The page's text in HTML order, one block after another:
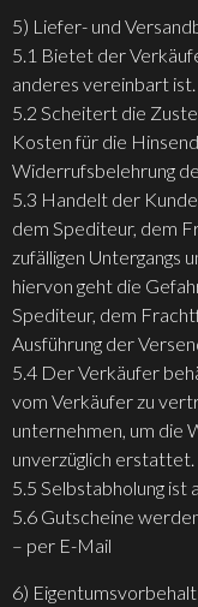
5) Liefer- und
5.1 Bietet der
anderes vereinbart
5.2 Scheitert die
Kosten für die
Widerrufsbelehrung
5.3 Handelt der
dem Spediteur, dem
zufälligen Untergangs
hiervon geht die
Spediteur, dem
Ausführung der
5.4 Der Verkäufer
vom Verkäufer zu
unternehmen, um die
unverzüglich erstattet.
5.5 Selbstabholung ist
5.6 Gutscheine
– per E-Mail
6) Eigentumsvorbehalt